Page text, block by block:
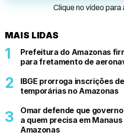
Clique no vídeo para
MAIS LIDAS
Prefeitura do Amazonas
para fretamento de
IBGE prorroga inscrições
temporárias no Amazonas
Omar defende que
a quem precisa em
Amazonas